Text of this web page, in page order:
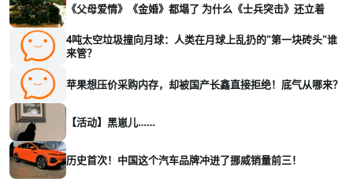
《父母爱情》《金婚》都塌了 为什么《士兵突击》还立着
4吨太空垃圾撞向月球：人类在月球上乱扔的"第一块砖头"谁
来管？
苹果想压价采购内存，却被国产长鑫直接拒绝！底气从哪来？
【活动】黑崽儿……
历史首次！中国这个汽车品牌冲进了挪威销量前三！